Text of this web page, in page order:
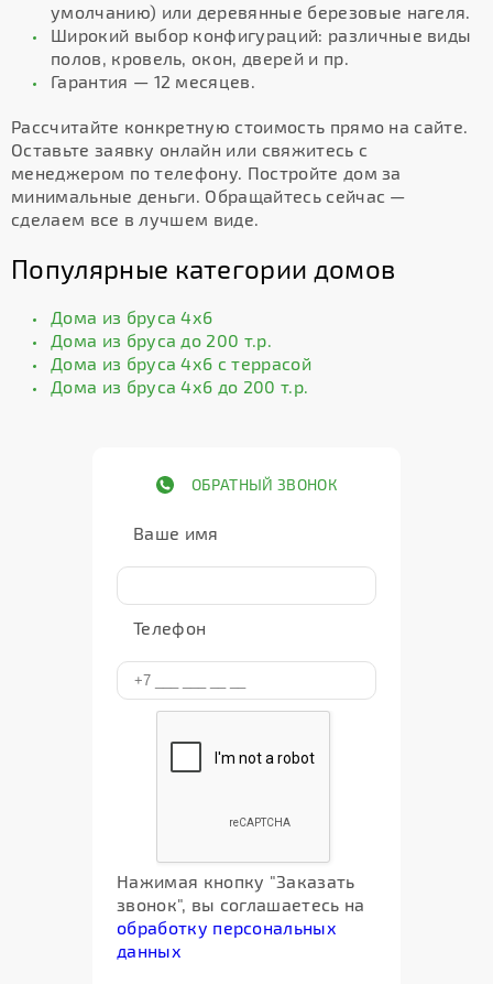
умолчанию) или деревянные березовые нагеля.
Широкий выбор конфигураций: различные виды
полов, кровель, окон, дверей и пр.
Гарантия — 12 месяцев.
Рассчитайте конкретную стоимость прямо на сайте.
Оставьте заявку онлайн или свяжитесь с
менеджером по телефону. Постройте дом за
минимальные деньги. Обращайтесь сейчас —
сделаем все в лучшем виде.
Популярные категории домов
Дома из бруса 4х6
Дома из бруса до 200 т.р.
Дома из бруса 4х6 с террасой
Дома из бруса 4х6 до 200 т.р.
ОБРАТНЫЙ ЗВОНОК
Ваше имя
Телефон
Нажимая кнопку "Заказать
звонок", вы соглашаетесь на
обработку персональных
данных